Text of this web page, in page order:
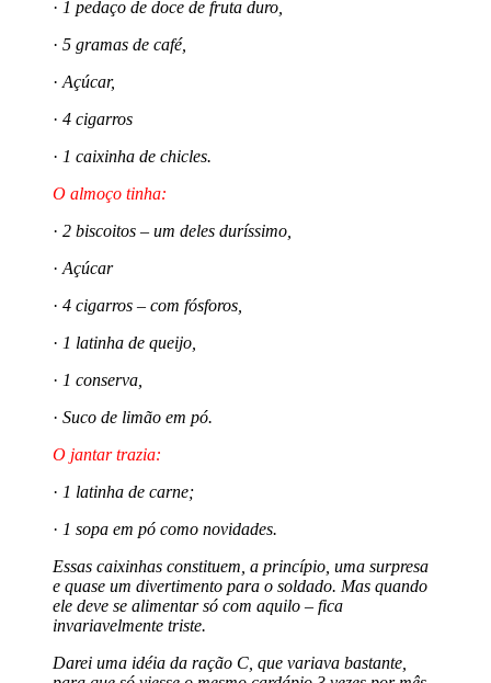
· 1 pedaço de doce de fruta duro,
· 5 gramas de café,
· Açúcar,
· 4 cigarros
· 1 caixinha de chicles.
O almoço tinha:
· 2 biscoitos – um deles duríssimo,
· Açúcar
· 4 cigarros – com fósforos,
· 1 latinha de queijo,
· 1 conserva,
· Suco de limão em pó.
O jantar trazia:
· 1 latinha de carne;
· 1 sopa em pó como novidades.
Essas caixinhas constituem, a princípio, uma surpresa
e quase um divertimento para o soldado. Mas quando
ele deve se alimentar só com aquilo – fica
invariavelmente triste.
Darei uma idéia da ração C, que variava bastante,